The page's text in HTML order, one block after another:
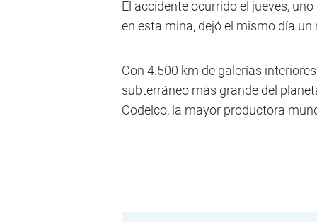
El accidente ocurrido el jueves,
en esta mina, dejó el mismo día
Con 4.500 km de galerías
subterráneo más grande del
Codelco, la mayor productora